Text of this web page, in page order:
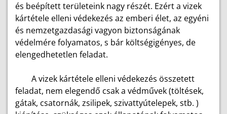
és beépített területeink nagy részét. Ezért a vizek
kártétele elleni védekezés az emberi élet, az egyéni
és nemzetgazdasági vagyon biztonságának
védelmére folyamatos, s bár költségigényes, de
elengedhetetlen feladat.
A vizek kártétele elleni védekezés összetett
feladat, nem elegendő csak a védművek (töltések,
gátak, csatornák, zsilipek, szivattyútelepek, stb. )